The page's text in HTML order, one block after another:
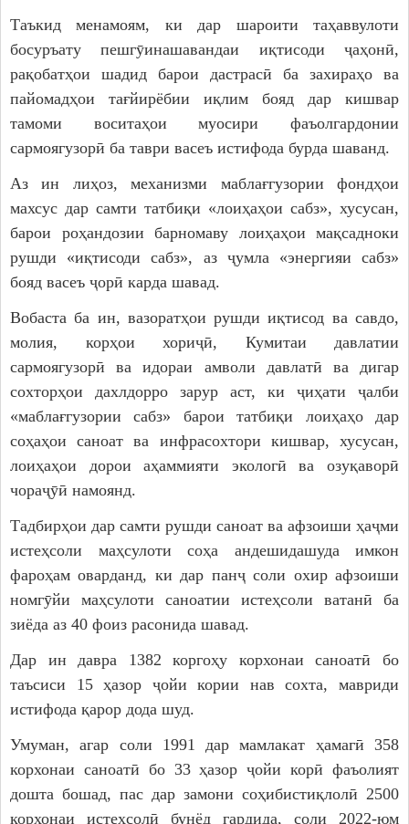
Таъкид менамоям, ки дар шароити таҳаввулоти
босуръату пешгӯинашавандаи иқтисоди ҷаҳонӣ,
рақобатҳои шадид барои дастрасӣ ба захираҳо ва
пайомадҳои тағйирёбии иқлим бояд дар кишвар
тамоми воситаҳои муосири фаъолгардонии
сармоягузорӣ ба таври васеъ истифода бурда шаванд.
Аз ин лиҳоз, механизми маблағгузории фондҳои
махсус дар самти татбиқи «лоиҳаҳои сабз», хусусан,
барои роҳандозии барномаву лоиҳаҳои мақсадноки
рушди «иқтисоди сабз», аз ҷумла «энергияи сабз»
бояд васеъ ҷорӣ карда шавад.
Вобаста ба ин, вазоратҳои рушди иқтисод ва савдо,
молия, корҳои хориҷӣ, Кумитаи давлатии
сармоягузорӣ ва идораи амволи давлатӣ ва дигар
сохторҳои дахлдорро зарур аст, ки ҷиҳати ҷалби
«маблағгузории сабз» барои татбиқи лоиҳаҳо дар
соҳаҳои саноат ва инфрасохтори кишвар, хусусан,
лоиҳаҳои дорои аҳаммияти экологӣ ва озуқаворӣ
чораҷӯӣ намоянд.
Тадбирҳои дар самти рушди саноат ва афзоиши ҳаҷми
истеҳсоли маҳсулоти соҳа андешидашуда имкон
фароҳам оварданд, ки дар панҷ соли охир афзоиши
номгӯйи маҳсулоти саноатии истеҳсоли ватанӣ ба
зиёда аз 40 фоиз расонида шавад.
Дар ин давра 1382 коргоҳу корхонаи саноатӣ бо
таъсиси 15 ҳазор ҷойи кории нав сохта, мавриди
истифода қарор дода шуд.
Умуман, агар соли 1991 дар мамлакат ҳамагӣ 358
корхонаи саноатӣ бо 33 ҳазор ҷойи корӣ фаъолият
дошта бошад, пас дар замони соҳибистиқлолӣ 2500
корхонаи истеҳсолӣ бунёд гардида, соли 2022-юм